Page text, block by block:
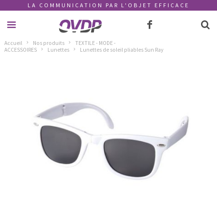
LA COMMUNICATION PAR L'OBJET EFFICACE
Accueil Nos produits
TEXTILE - MODE -
ACCESSOIRES
Lunettes Lunettes de soleil pliables Sun Ray